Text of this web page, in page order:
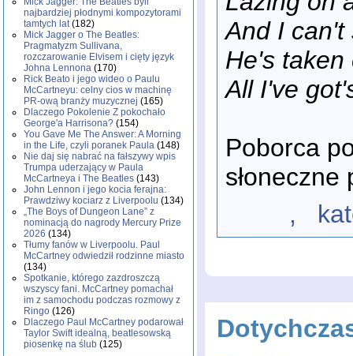
najbardziej płodnymi kompozytorami
tamtych lat(182)
Mick Jagger o The Beatles:
Pragmatyzm Sullivana,
rozczarowanie Elvisem i cięty język
Johna Lennona (170)
Rick Beato i jego wideo o Paulu
McCartneyu: celny cios w machinę
PR-ową branży muzycznej (165)
Dlaczego Pokolenie Z pokochało
George'a Harrisona? (154)
You Gave Me The Answer: A Morning
in the Life, czyli poranek Paula (148)
Nie daj się nabrać na fałszywy wpis
Trumpa uderzający w Paula
McCartneya i The Beatles (143)
John Lennon i jego kocia ferajna:
Prawdziwy kociarz z Liverpoolu (134)
„The Boys of Dungeon Lane” z
nominacją do nagrody Mercury Prize
2026 (134)
Tłumy fanów w Liverpoolu. Paul
McCartney odwiedził rodzinne miasto
(134)
Spotkanie, którego zazdroszczą
wszyscy fani. McCartney pomachał
im z samochodu podczas rozmowy z
Ringo (126)
Dlaczego Paul McCartney podarował
Taylor Swift idealną, beatlesowską
piosenkę na ślub (125)
And I can't
He's taken
All I've
Poborca
słoneczne
,